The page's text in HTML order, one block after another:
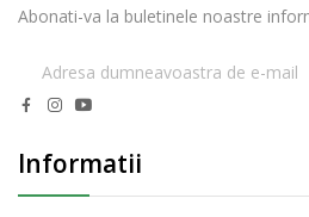
Abonati-va la buletinele noastre
Informatii